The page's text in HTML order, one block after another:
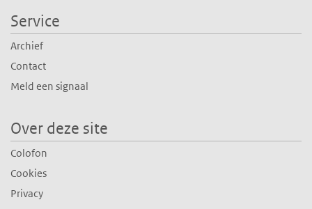
Service
Archief
Contact
Meld een signaal
Over deze site
Colofon
Cookies
Privacy